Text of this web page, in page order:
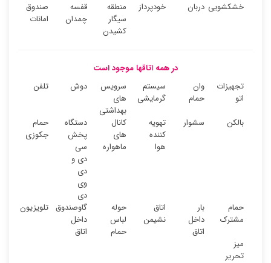
خشکشویی دربان خودپرداز
منطقه
سیگار
کشیدن
قفسه
چمدان
صندوق
امانات
در همه اتاقها موجود است
تجهیزات
اتو
وان
حمام
سیستم
گرمایشی
سرویس
های
بهداشتی
دوش تلفن
بالکن سشوار
تهویه
کننده
هوا
کانال
های
ماهواره
دستگاه
پخش
سی
دی و
دی
وی
دی
حمام
جکوزی
حمام
مشترک
بار
داخل
اتاق
اتاق
نشیمن
حوله
لباس
حمام
گاوصندوق
داخل
اتاق
تلویزیون
میز
تحریر